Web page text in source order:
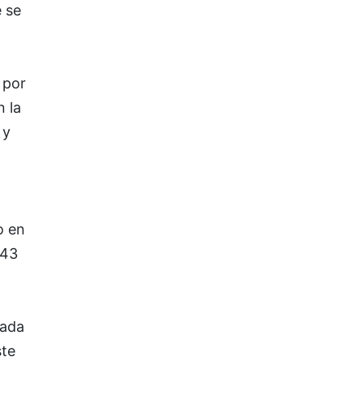
se
por
la
en